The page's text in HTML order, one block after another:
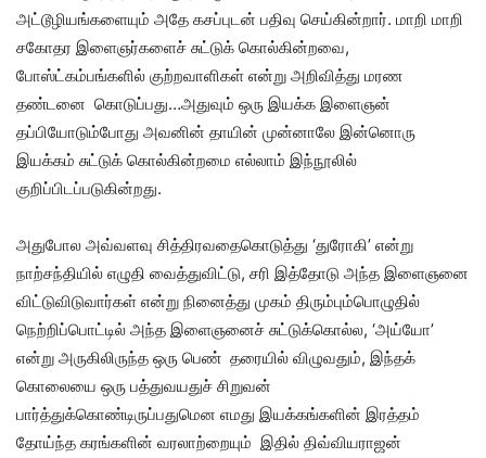
அட்டூழியங்களையும் அதே கசப்புடன் பதிவு செய்கின்றார். மாறி மாறி
சகோதர இளைஞர்களைச் சுட்டுக் கொல்கின்றவை,
போஸ்ட்கம்பங்களில் குற்றவாளிகள் என்று அறிவித்து மரண
தண்டனை கொடுப்பது…அதுவும் ஒரு இயக்க இளைஞன்
தப்பியோடும்போது அவனின் தாயின் முன்னாலே இன்னொரு
இயக்கம் சுட்டுக் கொல்கின்றமை எல்லாம் இந்நூலில்
குறிப்பிடப்படுகின்றது.
அதுபோல அவ்வளவு சித்திரவதைகொடுத்து ‘துரோகி’ என்று
நாற்சந்தியில் எழுதி வைத்துவிட்டு, சரி இத்தோடு அந்த இளைஞனை
விட்டுவிடுவார்கள் என்று நினைத்து முகம் திரும்பும்பொழுதில்
நெற்றிப்பொட்டில் அந்த இளைஞனைச் சுட்டுக்கொல்ல, ‘அய்யோ’
என்று அருகிலிருந்த ஒரு பெண் தரையில் விழுவதும், இந்தக்
கொலையை ஒரு பத்துவயதுச் சிறுவன்
பார்த்துக்கொண்டிருப்பதுமென எமது இயக்கங்களின் இரத்தம்
தோய்ந்த கரங்களின் வரலாற்றையும் இதில் திவ்வியராஜன்